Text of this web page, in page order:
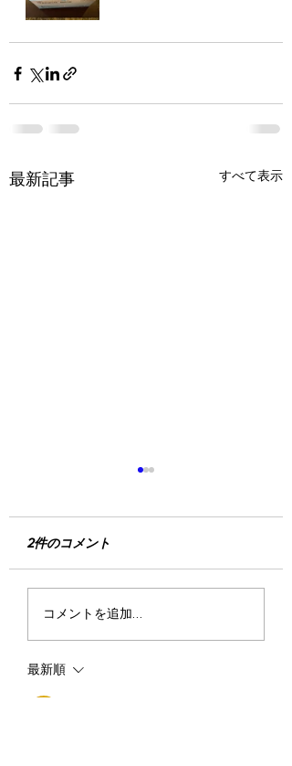
最新記事 すべて表示
鴻池ジャズ出演❗️
2件のコメント
コメントを追加…
最新順